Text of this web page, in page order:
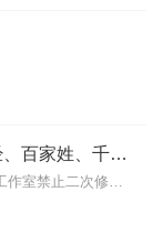
国学经典 | 声律启蒙、三字经、百家姓、千字文
朗读、制作：凤凰出品：三声天下工作室禁止二次修改二次上传，禁止未经许可作商业用途使用。